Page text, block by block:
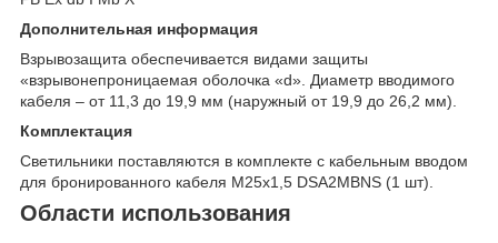
Дополнительная информация
Взрывозащита обеспечивается видами защиты
«взрывонепроницаемая оболочка «d». Диаметр вводимого
кабеля – от 11,3 до 19,9 мм (наружный от 19,9 до 26,2 мм).
Комплектация
Светильники поставляются в комплекте с кабельным вводом
для бронированного кабеля М25х1,5 DSA2MBNS (1 шт).
Области использования